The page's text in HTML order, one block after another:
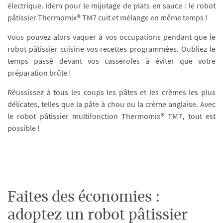
électrique. Idem pour le mijotage de plats en sauce : le robot
pâtissier Thermomix® TM7 cuit et mélange en même temps !
Vous pouvez alors vaquer à vos occupations pendant que le
robot pâtissier cuisine vos recettes programmées. Oubliez le
temps passé devant vos casseroles à éviter que votre
préparation brûle !
Réussissez à tous les coups les pâtes et les crèmes les plus
délicates, telles que la pâte à chou ou la crème anglaise. Avec
le robot pâtissier multifonction Thermomix® TM7, tout est
possible !
Faites des économies :
adoptez un robot pâtissier